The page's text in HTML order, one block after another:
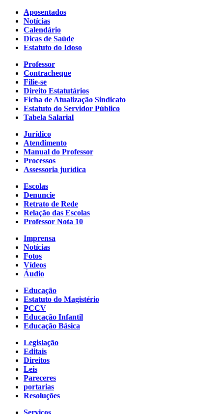
Aposentados
Notícias
Calendário
Dicas de Saúde
Estatuto do Idoso
Professor
Contracheque
Filie-se
Direito Estatutários
Ficha de Atualização Sindicato
Estatuto do Servidor Público
Tabela Salarial
Jurídico
Atendimento
Manual do Professor
Processos
Assessoria jurídica
Escolas
Denuncie
Retrato de Rede
Relação das Escolas
Professor Nota 10
Imprensa
Notícias
Fotos
Vídeos
Áudio
Educação
Estatuto do Magistério
PCCV
Educação Infantil
Educação Básica
Legislação
Editais
Direitos
Leis
Pareceres
portarias
Resoluções
Serviços